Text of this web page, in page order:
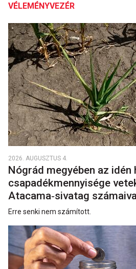
VÉLEMÉNYVEZÉR
2026. AUGUSZTUS 4.
Nógrád megyében az
csapadékmennyisége
Atacama‑sivatag
Erre senki nem számított.